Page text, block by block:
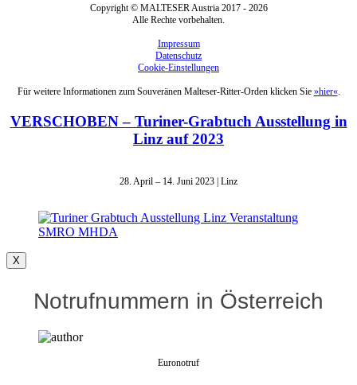
Copyright © MALTESER Austria 2017 - 2026
Alle Rechte vorbehalten.
Impressum
Datenschutz
Cookie-Einstellungen
Für weitere Informationen zum Souveränen Malteser-Ritter-Orden klicken Sie »hier«.
VERSCHOBEN – Turiner-Grabtuch Ausstellung in
Linz auf 2023
28. April – 14. Juni 2023 | Linz
X
Notrufnummern in Österreich
Euronotruf